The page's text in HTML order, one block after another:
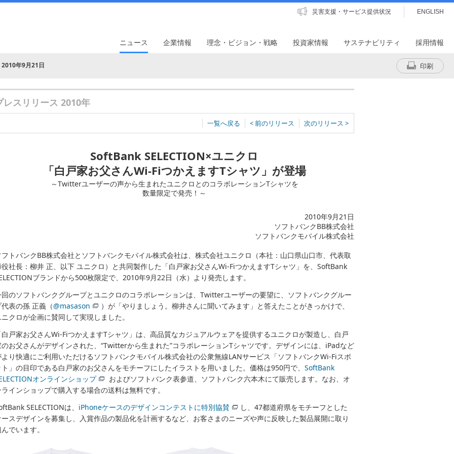
災害支援・サービス提供状況 ENGLISH
ニュース 企業情報 理念・ビジョン・戦略 投資家情報 サステナビリティ 採用情報
2010年9月21日 印刷
レスリリース 2010年
一覧へ戻る < 前のリリース 次のリリース >
SoftBank SELECTION×ユニクロ
「白戸家お父さんWi-FiつかえますTシャツ」が登場
～Twitterユーザーの声から生まれたユニクロとのコラボレーションTシャツを
数量限定で発売！～
2010年9月21日
ソフトバンクBB株式会社
ソフトバンクモバイル株式会社
トバンクBB株式会社とソフトバンクモバイル株式会社は、株式会社ユニクロ（本社：山口県山口市、代表取
社長：柳井 正、以下 ユニクロ）と共同製作した「白戸家お父さんWi-FiつかえますTシャツ」を、SoftBank
ブランドから500枚限定で、2010年9月22日（水）より発売します。
のソフトバンクグループとユニクロのコラボレーションは、Twitterユーザーの要望に、ソフトバンクグルー
表の孫 正義（@masason
）が「やりましょう。柳井さんに聞いてみます」と答えたことがきっかけで、
クロが企画に賛同して実現しました。
戸家お父さんWi-FiつかえますTシャツ」は、高品質なカジュアルウェアを提供するユニクロが製造し、白戸
お父さんがデザインされた、“Twitterから生まれた”コラボレーションTシャツです。デザインには、iPadなど
り快適にご利用いただけるソフトバンクモバイル株式会社の公衆無線LANサービス「ソフトバンクWi-Fiスポ
」の目印である白戸家のお父さんをモチーフにしたイラストを用いました。価格は950円で、 SoftBank
オンラインショップ
およびソフトバンク表参道、ソフトバンク六本木にて販売します。なお、オ
インショップで購入する場合の送料は無料です。
SELECTIONは、 iPhoneケースのデザインコンテストに特別協賛
し、47都道府県をモチーフとした
スデザインを募集し、入賞作品の製品化を計画するなど、お客さまのニーズや声に反映した製品展開に取り
でいます。